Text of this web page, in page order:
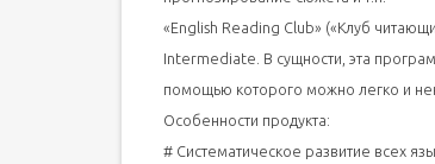
«English Reading Club» («Клуб
Intermediate. В сущности, эта
помощью которого можно легко и
Особенности продукта:
# Систематическое развитие всех